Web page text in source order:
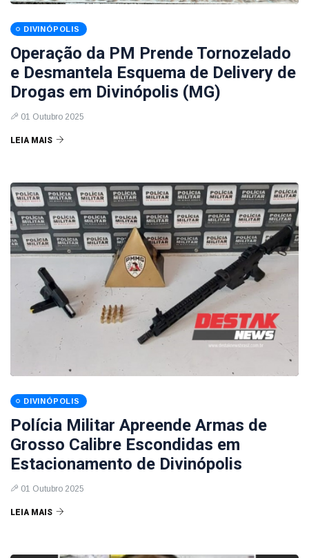
DIVINÓPOLIS
Operação da PM Prende Tornozelado
e Desmantela Esquema de Delivery de
Drogas em Divinópolis (MG)
01 Outubro 2025
LEIA MAIS
DIVINÓPOLIS
Polícia Militar Apreende Armas de
Grosso Calibre Escondidas em
Estacionamento de Divinópolis
01 Outubro 2025
LEIA MAIS